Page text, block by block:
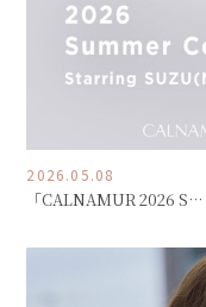
2026.05.08
「CALNAMUR 2026 S…